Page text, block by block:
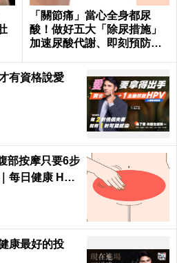
「關節痛」當心全身都尿
酸！做好五大「除尿措施」
加速尿酸代謝、即刻預防痛
h
有資格說愛
部按摩只要6步
每日健康 Heal
康最好的投